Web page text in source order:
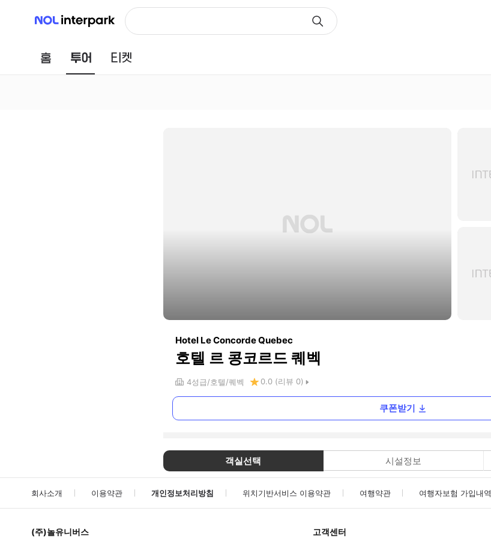
NOL 인터파크
홈 투어
Hotel Le Concorde Quebec
호텔 르 콩코르드 퀘벡
4성급 호텔 퀘벡 0.0 (리뷰 0)
쿠폰받기
객실선택 시설정보
회사소개 이용약관 개인정보처리방침 위치기반서비스 이용약관 여행약관 여행자보험 가입내역
(주)놀유니버스 고객센터